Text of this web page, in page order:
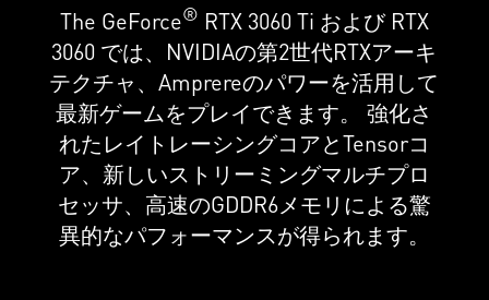
The GeForce® RTX 3060 Ti および RTX
3060 では、NVIDIAの第2世代RTXアーキ
テクチャ、Amprereのパワーを活用して
最新ゲームをプレイできます。 強化さ
れたレイトレーシングコアとTensorコ
ア、新しいストリーミングマルチプロ
セッサ、高速のGDDR6メモリによる驚
異的なパフォーマンスが得られます。